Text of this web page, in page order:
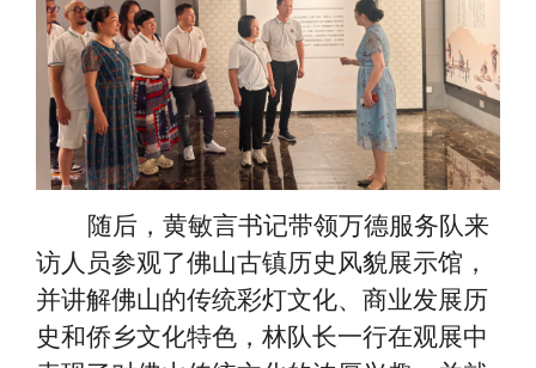
随后，黄敏言书记带领万德服务队来
访人员参观了佛山古镇历史风貌展示馆，
并讲解佛山的传统彩灯文化、商业发展历
史和侨乡文化特色，林队长一行在观展中